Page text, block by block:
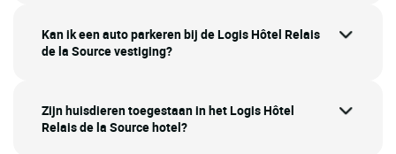
Kan ik een auto parkeren bij de Logis Hôtel Relais
de la Source vestiging?
Zijn huisdieren toegestaan in het Logis Hôtel
Relais de la Source hotel?